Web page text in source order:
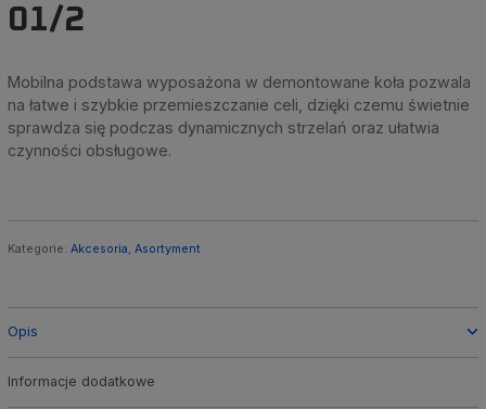
01/2
Mobilna podstawa wyposażona w demontowane koła pozwala
na łatwe i szybkie przemieszczanie celi, dzięki czemu świetnie
sprawdza się podczas dynamicznych strzelań oraz ułatwia
czynności obsługowe.
Kategorie: Akcesoria Asortyment
Opis
Informacje dodatkowe